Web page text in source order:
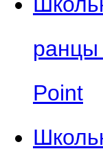
ранцы
Point